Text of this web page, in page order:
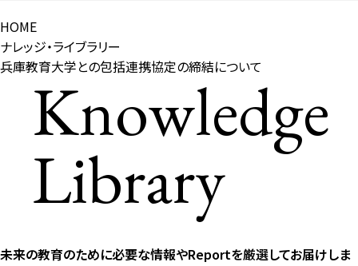
HOME
ナレッジ・ライブラリー
兵庫教育大学との包括連携協定の締結について
Knowledge
Library
未来の教育のために必要な情報やReportを厳選してお届けしま